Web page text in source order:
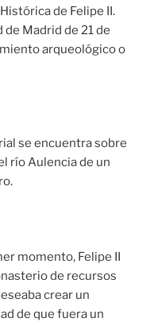
de Felipe II.
Madrid de 21 de
arqueológico o
se encuentra sobre
río Aulencia de un
momento, Felipe II
de recursos
crear un
de que fuera un